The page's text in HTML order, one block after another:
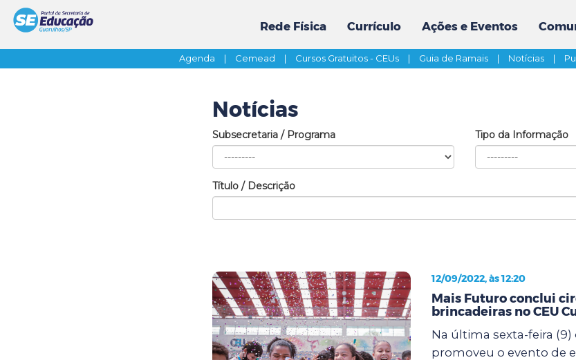
Rede Física Currículo Ações e Eventos
Agenda | Cemead | Cursos Gratuitos - CEUs | Guia de Ramais | Notícias |
Notícias
Subsecretaria / Programa Tipo da Informação
Título / Descrição
12/09/2022, às 12:20
Mais Futuro conclui
brincadeiras no CEU
Na última sexta-feira
promoveu o evento de